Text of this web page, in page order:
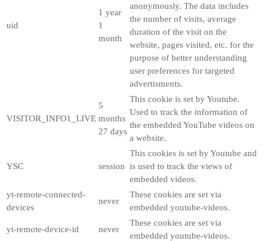
uid
1 year
1
month
anonymously. The data includes
the number of visits, average
duration of the visit on the
website, pages visited, etc. for the
purpose of better understanding
user preferences for targeted
advertisments.
VISITOR_INFO1_LIVE
5
months
27 days
This cookie is set by Youtube.
Used to track the information of
the embedded YouTube videos on
a website.
YSC session
This cookies is set by Youtube and
is used to track the views of
embedded videos.
yt-remote-connected-
devices
never
These cookies are set via
embedded youtube-videos.
yt-remote-device-id never
These cookies are set via
embedded youtube-videos.